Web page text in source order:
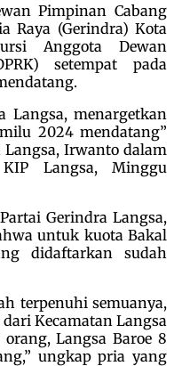
Pimpinan Cabang
Raya (Gerindra) Kota
Anggota Dewan
setempat pada
Langsa, menargetkan
2024 mendatang”
Langsa, Irwanto dalam
Langsa, Minggu
Gerindra Langsa,
untuk kuota Bakal
didaftarkan sudah
terpenuhi semuanya,
Kecamatan Langsa
Langsa Baroe 8
ungkap pria yang